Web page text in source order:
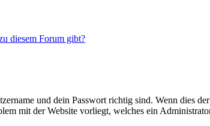
diesem Forum gibt?
und dein Passwort richtig sind. Wenn dies
mit der Website vorliegt, welches ein